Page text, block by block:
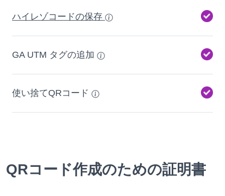
ハイレゾコードの保存
GA UTM タグの追加
使い捨てQRコード
QRコード作成のための証明書